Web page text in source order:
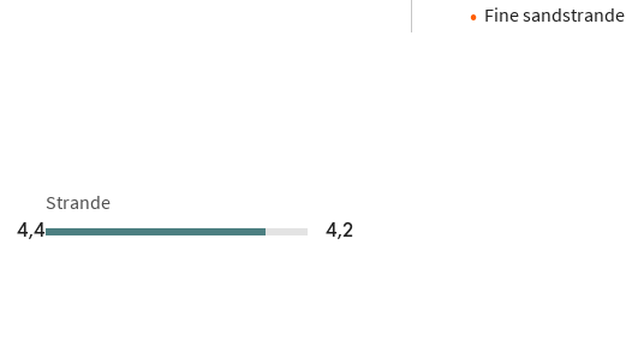
4,4
Strande
4,2
Fine sandstrande